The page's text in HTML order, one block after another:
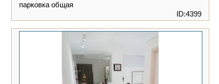
парковка общая
ID:4399